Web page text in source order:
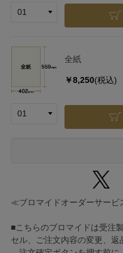
全紙
￥8,250(税込)
≪ブロマイドオーダーサー
■こちらのブロマイドは受注
セル、ご注文内容の変更、返